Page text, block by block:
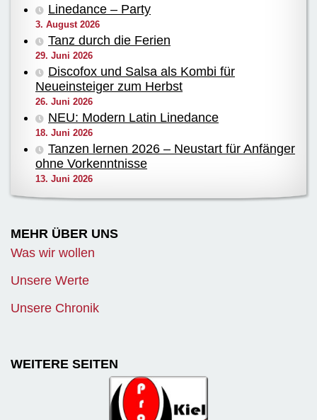
Linedance – Party
3. August 2026
Tanz durch die Ferien
29. Juni 2026
Discofox und Salsa als Kombi für
Neueinsteiger zum Herbst
26. Juni 2026
NEU: Modern Latin Linedance
18. Juni 2026
Tanzen lernen 2026 – Neustart für Anfänger
ohne Vorkenntnisse
13. Juni 2026
MEHR ÜBER UNS
Was wir wollen
Unsere Werte
Unsere Chronik
WEITERE SEITEN